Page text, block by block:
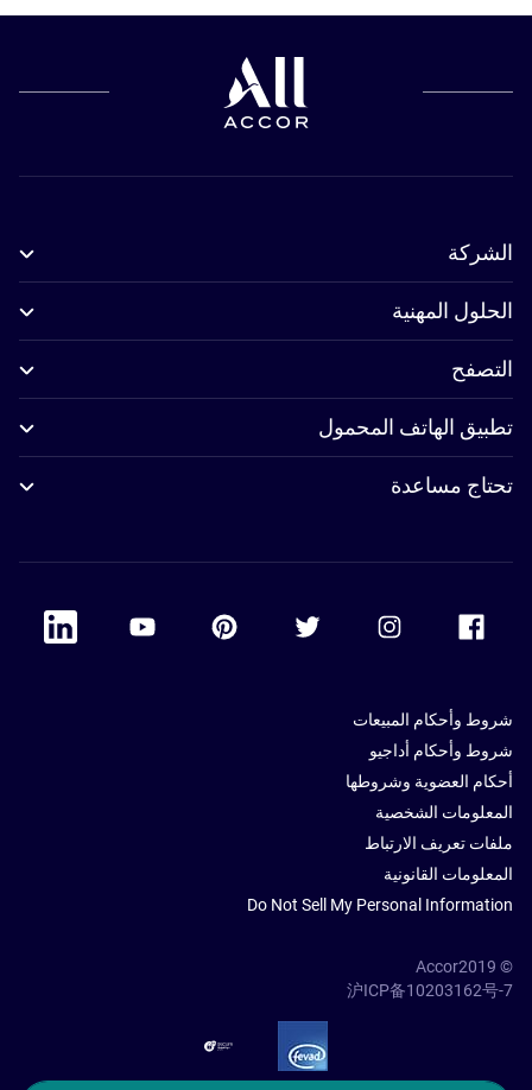
الشركة
الحلول المهنية
التصفح
تطبيق الهاتف المحمول
تحتاج مساعدة
Accor Facebook
Accor Twitter
Accor Pinterest
Accor Youtube
Linkedin
شروط وأحكام المبيعات
شروط وأحكام أداجيو
أحكام العضوية وشروطها
المعلومات الشخصية
ملفات تعريف الارتباط
المعلومات القانونية
Do Not Sell My Personal Information
© Accor2019
沪ICP备10203162号-7